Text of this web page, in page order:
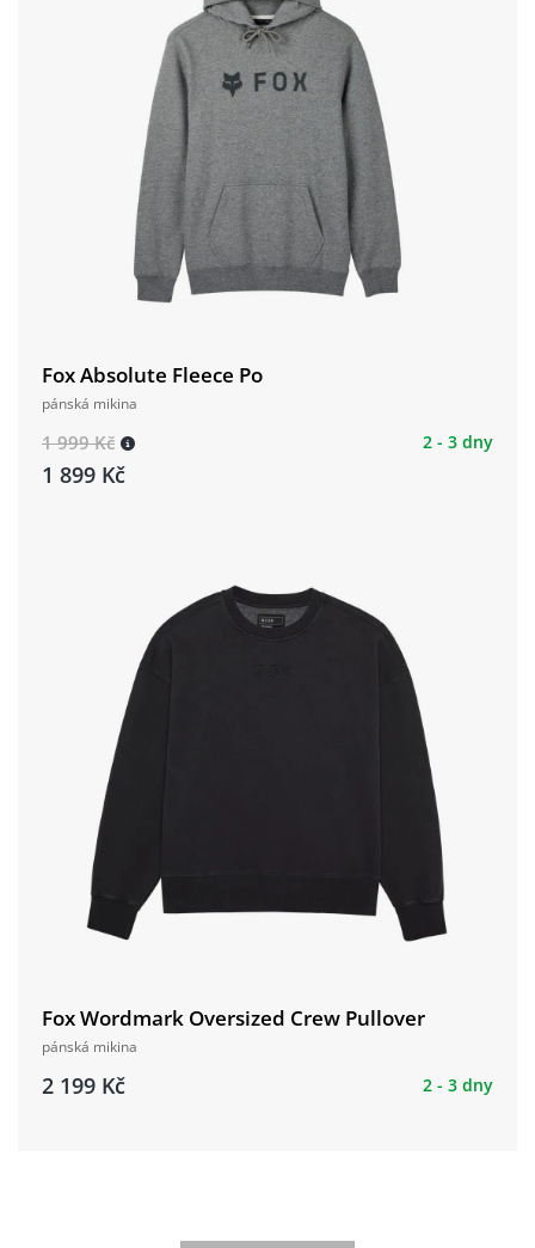
Fox Absolute Fleece Po
pánská mikina
1 999 Kč
1 899 Kč
2 - 3 dny
Fox Wordmark Oversized Crew Pullover
pánská mikina
2 199 Kč 2 - 3 dny